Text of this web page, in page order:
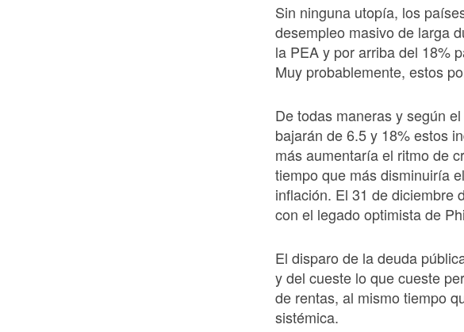
Sin ninguna utopía, los
desempleo masivo de larga
la PEA y por arriba del 18%
Muy probablemente, estos
De todas maneras y según
bajarán de 6.5 y 18% estos
más aumentaría el ritmo de
tiempo que más disminuiría
inflación. El 31 de diciembre
con el legado optimista de
El disparo de la deuda
y del cueste lo que cueste
de rentas, al mismo tiempo
sistémica.